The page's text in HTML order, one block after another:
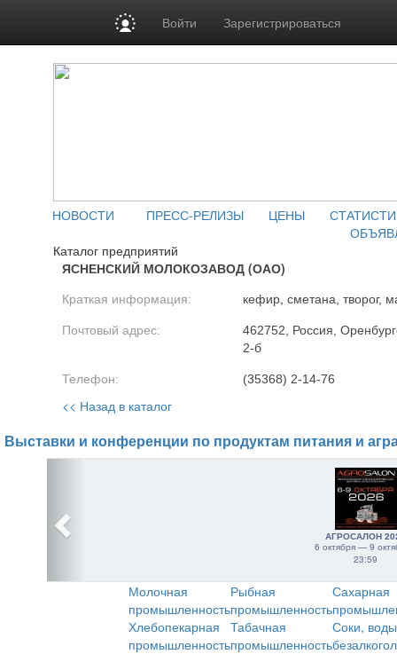
Войти Зарегистрироваться
НОВОСТИ ПРЕСС-РЕЛИЗЫ ЦЕНЫ
Каталог предприятий
ЯСНЕНСКИЙ МОЛОКОЗАВОД (ОАО)
Краткая информация: кефир, сметана, творог,
Почтовый адрес:
462752, Россия,
2-б
Телефон: (35368) 2-14-76
<< Назад в каталог
Выставки и конференции по продуктам питания и
АГРОСАЛОН
6 октября — 9
23:59
Молочная
промышленность
Рыбная
промышленность
Сахарная
Хлебопекарная
промышленность
Табачная
промышленность
Соки,